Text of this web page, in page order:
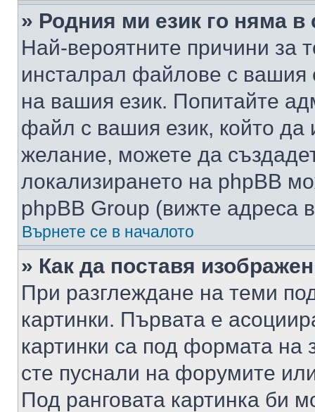
» Родния ми език го няма в
Най-вероятните причини за
инсталрал файлове с вашия
на вашия език. Попитайте
файл с вашия език, който да
желание, можете да
локализирането на phpBB
phpBB Group (вижте адреса
Върнете се в началото
» Как да поставя
При разглеждане на теми
картинки. Първата е
картинки са под формата на
сте пуснали на форумите
Под ранговата картинка би